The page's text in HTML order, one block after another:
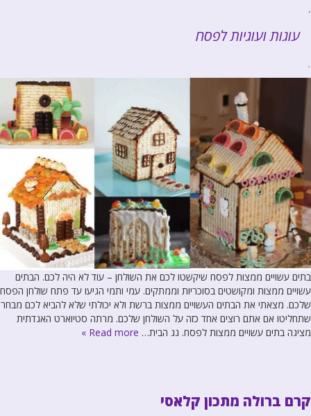
,
עוגות ועוגיות לפסח
.
בתים עשויים ממצות לפסח שיקשטו לכם את השולחן – עוד לא היה לכם. הבתים
עשויים ממצות ומקושטים בסוכריות וממתקים. עמי ותמי הגיעו עד פתח שולחן הפסח
שלכם. מצאתי את הבתים העשויים ממצות ברשת ולא יכולתי שלא להביא לכם מבחר
שתחליטו אם אתם רוצים אחד כזה על השולחן שלכם. מרתה סטיוארט האגדתית
מציגה בתים עשויים ממצות לפסח. גג הבית… Read more »
קרם ברולה מתכון קלאסי